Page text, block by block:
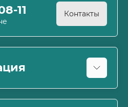
11 Контакты